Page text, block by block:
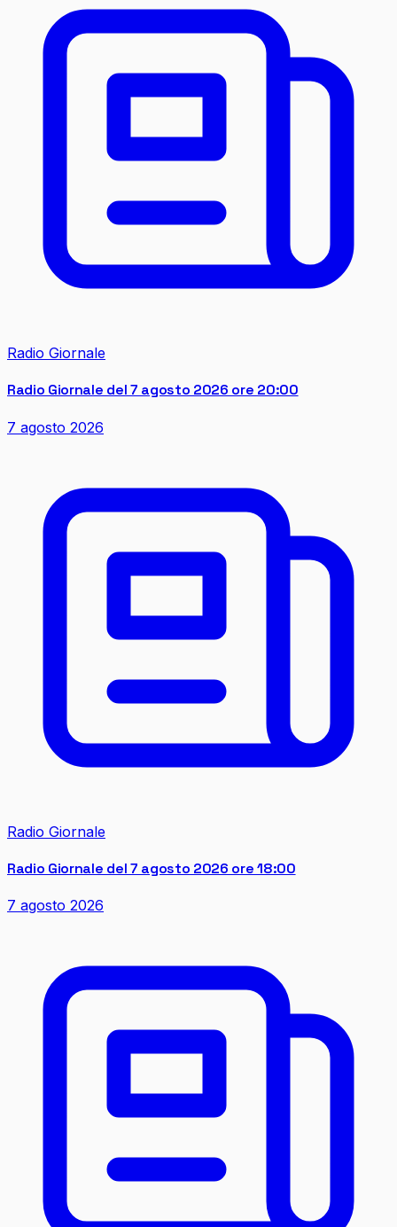
Radio Giornale
Radio Giornale del 7 agosto 2026 ore 20:00
7 agosto 2026
Radio Giornale
Radio Giornale del 7 agosto 2026 ore 18:00
7 agosto 2026